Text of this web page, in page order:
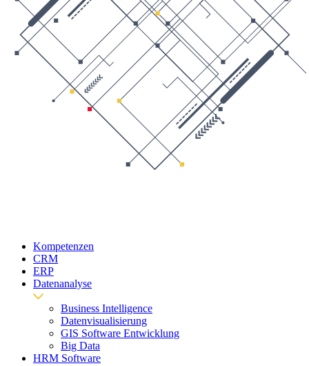
Kompetenzen
CRM
ERP
Datenanalyse
Business Intelligence
Datenvisualisierung
GIS Software Entwicklung
Big Data
HRM Software